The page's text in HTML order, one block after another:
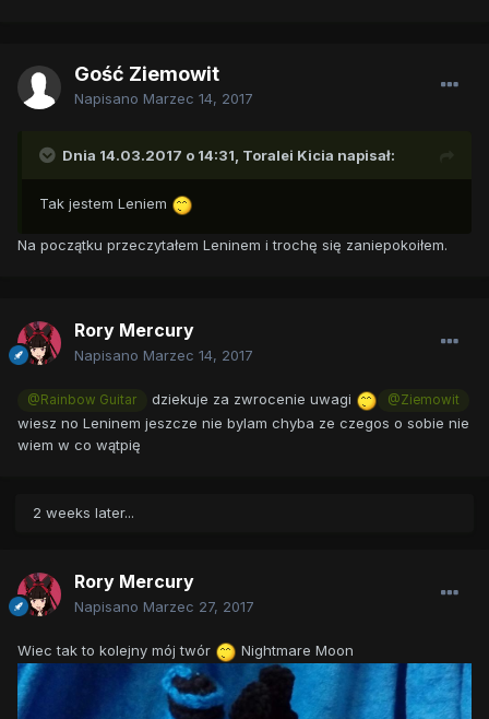
Gość Ziemowit
Napisano Marzec 14, 2017
Dnia 14.03.2017 o 14:31, Toralei Kicia napisał:
Tak jestem Leniem
Na początku przeczytałem Leninem i trochę się zaniepokoiłem.
Rory Mercury
Napisano Marzec 14, 2017
@Rainbow Guitar dziekuje za zwrocenie uwagi @Ziemowit
wiesz no Leninem jeszcze nie bylam chyba ze czegos o sobie nie
wiem w co wątpię
2 weeks later...
Rory Mercury
Napisano Marzec 27, 2017
Wiec tak to kolejny mój twór Nightmare Moon